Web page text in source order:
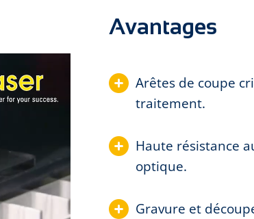
Avantages
Arêtes de coupe
traitement.
Haute résistance
optique.
Gravure et